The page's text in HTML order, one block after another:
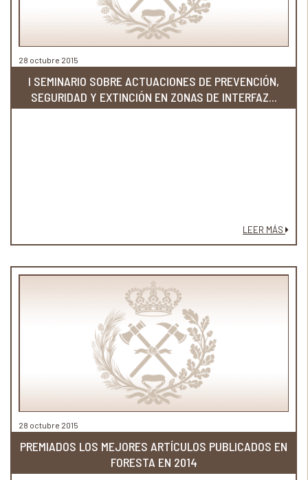
28 octubre 2015
I SEMINARIO SOBRE ACTUACIONES DE PREVENCIÓN,
SEGURIDAD Y EXTINCIÓN EN ZONAS DE INTERFAZ...
LEER MÁS
28 octubre 2015
PREMIADOS LOS MEJORES ARTÍCULOS PUBLICADOS EN
FORESTA EN 2014